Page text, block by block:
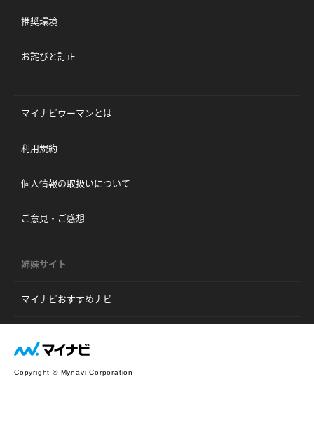
推奨環境
お詫びと訂正
マイナビウーマンとは
利用規約
個人情報の取扱いについて
ご意見・ご感想
姉妹サイト
マイナビおすすめナビ
Copyright © Mynavi Corporation